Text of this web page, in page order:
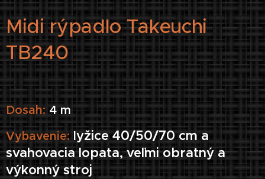
Midi rýpadlo Takeuchi
TB240
Dosah: 4 m
Vybavenie: lyžice 40/50/70 cm a
svahovacia lopata, veľmi obratný a
výkonný stroj